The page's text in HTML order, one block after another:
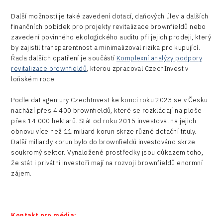
Další možností je také zavedení dotací, daňových úlev a dalších
finančních pobídek pro projekty revitalizace brownfieldů nebo
zavedení povinného ekologického auditu při jejich prodeji, který
by zajistil transparentnost a minimalizoval rizika pro kupující.
Řada dalších opatření je součástí Komplexní analýzy podpory
revitalizace brownfieldů, kterou zpracoval CzechInvest v
loňském roce.
Podle dat agentury CzechInvest ke konci roku 2023 se v Česku
nachází přes 4 400 brownfieldů, které se rozkládají na ploše
přes 14 000 hektarů. Stát od roku 2015 investoval na jejich
obnovu více než 11 miliard korun skrze různé dotační tituly.
Další miliardy korun bylo do brownfieldů investováno skrze
soukromý sektor. Vynaložené prostředky jsou důkazem toho,
že stát i privátní investoři mají na rozvoji brownfieldů enormní
zájem.